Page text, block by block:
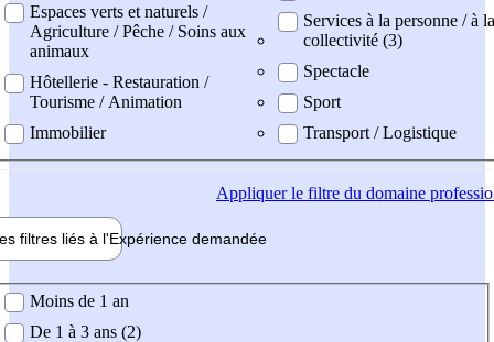
Espaces verts et naturels /
Agriculture / Pêche / Soins aux
animaux
Hôtellerie - Restauration /
Tourisme / Animation
Immobilier
Services à la personne / à la
collectivité (3)
Spectacle
Sport
Transport / Logistique
Appliquerle filtre du domaine
filtres liés à l'Expérience demandée
demandée
Moins de 1 an
De 1 à 3 ans (2)